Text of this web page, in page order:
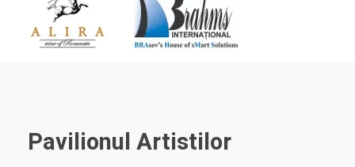
Pavilionul Artistilor